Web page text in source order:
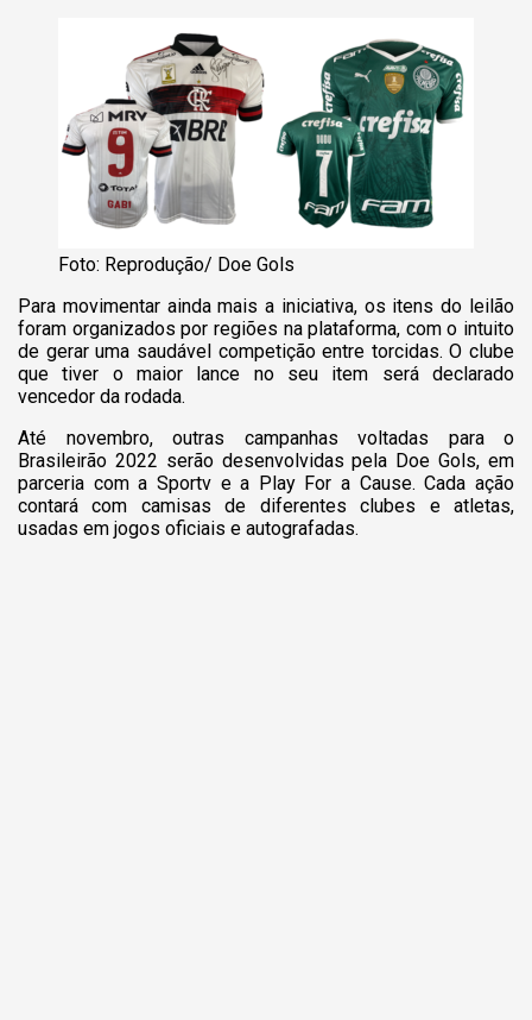
Foto: Reprodução/ Doe Gols
Para movimentar ainda mais a iniciativa, os itens do leilão
foram organizados por regiões na plataforma, com o intuito
de gerar uma saudável competição entre torcidas. O clube
que tiver o maior lance no seu item será declarado
vencedor da rodada.
Até novembro, outras campanhas voltadas para o
Brasileirão 2022 serão desenvolvidas pela Doe Gols, em
parceria com a Sportv e a Play For a Cause. Cada ação
contará com camisas de diferentes clubes e atletas,
usadas em jogos oficiais e autografadas.